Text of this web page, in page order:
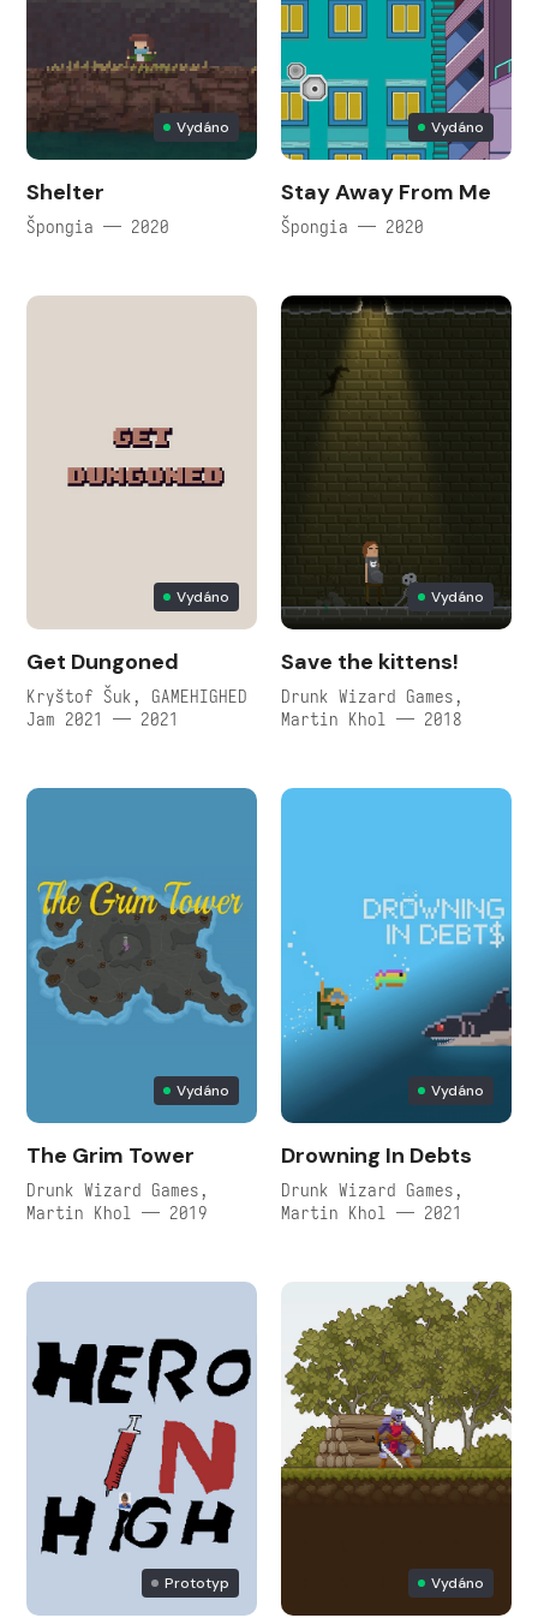
Vydáno
Shelter
Špongia — 2020
Vydáno
Stay Away From Me
Špongia — 2020
Vydáno
Get Dungoned
Kryštof Šuk, GAMEHIGHED
Jam 2021 — 2021
Vydáno
Save the kittens!
Drunk Wizard Games,
Martin Khol — 2018
Vydáno
The Grim Tower
Drunk Wizard Games,
Martin Khol — 2019
Vydáno
Drowning In Debts
Drunk Wizard Games,
Martin Khol — 2021
Prototyp Vydáno